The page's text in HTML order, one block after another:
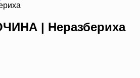
| Неразбериха